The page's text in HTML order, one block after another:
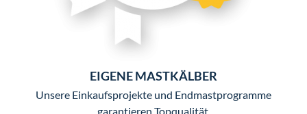
EIGENE MASTKÄLBER
Unsere Einkaufsprojekte und Endmastprogramme
garantieren Topqualität.